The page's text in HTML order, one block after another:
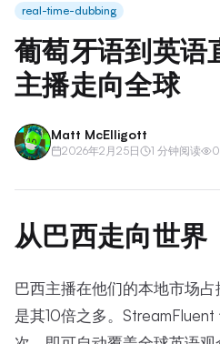
real-time-dubbing
葡萄牙语到英语
主播走向全球
Matt McElligott
2026年2月25日 1 分钟阅读
从巴西走向世界
巴西主播在他们的本地市场
是其10倍之多。